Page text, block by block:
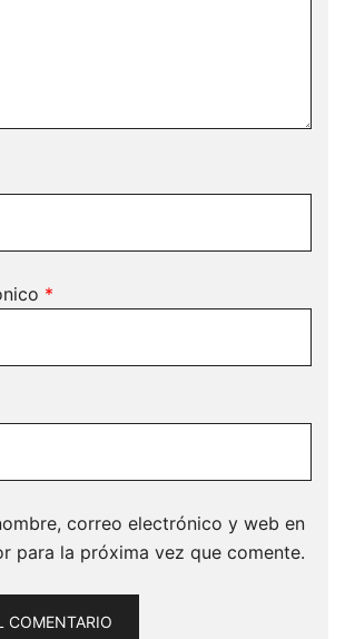
*
correo electrónico y web en
para la próxima vez que comente.